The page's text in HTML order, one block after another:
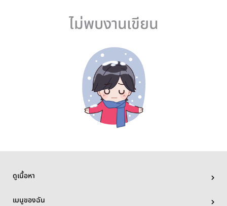
ไม่พบงานเขียน
ดูเนื้อหา
เมนูของฉัน